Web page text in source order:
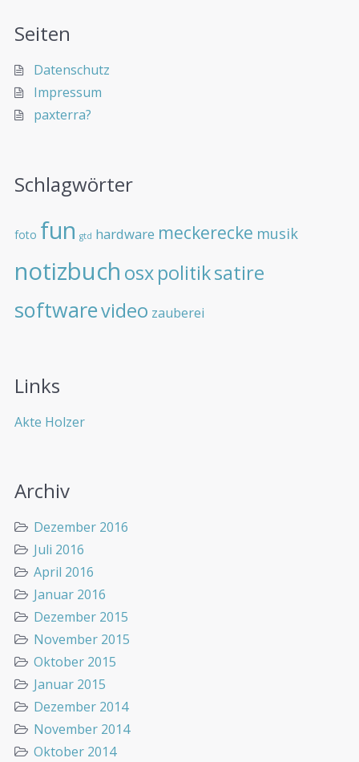
Seiten
Datenschutz
Impressum
paxterra?
Schlagwörter
foto fun gtd hardware meckerecke musik
notizbuch osxpolitiksatire
softwarevideo zauberei
Links
Akte Holzer
Archiv
Dezember 2016
Juli 2016
April 2016
Januar 2016
Dezember 2015
November 2015
Oktober 2015
Januar 2015
Dezember 2014
November 2014
Oktober 2014